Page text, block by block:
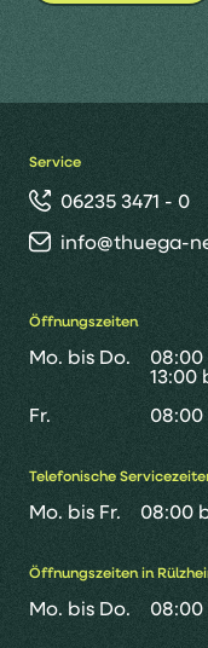
Service
06235 3471 - 0
info@thuega-
Öffnungszeiten
Mo. bis Do.
08:00
13:00
Fr.
08:00
Telefonische
Mo. bis Fr. 08:00
Öffnungszeiten in
Mo. bis Do. 08:00